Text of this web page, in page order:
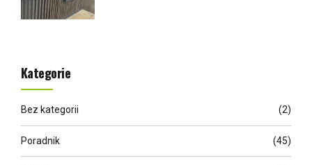
Kategorie
Bez kategorii (2)
Poradnik (45)